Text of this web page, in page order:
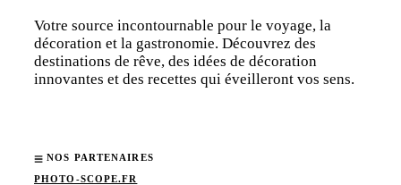
Votre source incontournable pour le voyage, la
décoration et la gastronomie. Découvrez des
destinations de rêve, des idées de décoration
innovantes et des recettes qui éveilleront vos sens.
NOS PARTENAIRES
PHOTO-SCOPE.FR